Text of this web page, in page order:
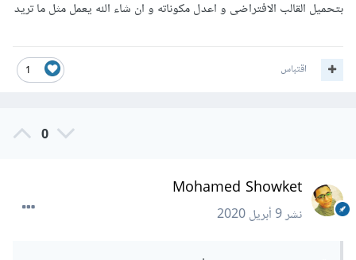
بتحميل القالب الافتراضى و اعدل مكوناته و ان شاء الله يعمل مثل ما تريد
1 اقتباس
0
Mohamed Showket
نشر9 أبريل 2020